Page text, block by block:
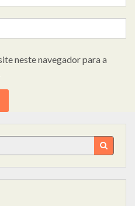
neste navegador para a